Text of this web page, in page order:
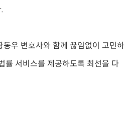
동우 변호사와 함께 끊임없이 고민하
률 서비스를 제공하도록 최선을 다